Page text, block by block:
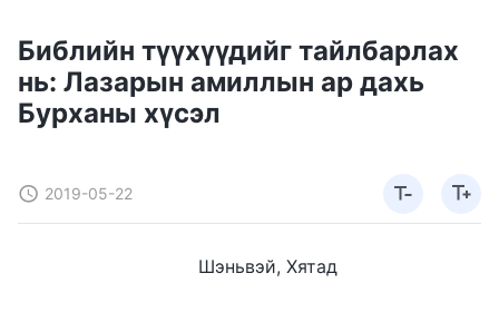
Библийн түүхүүдийг тайлбарлах
нь: Лазарын амиллын ар дахь
Бурханы хүсэл
2019-05-22
Шэньвэй, Хятад